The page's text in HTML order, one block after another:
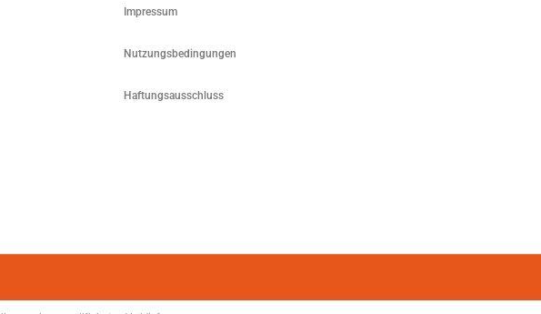
Impressum
Nutzungsbedingungen
Haftungsausschluss